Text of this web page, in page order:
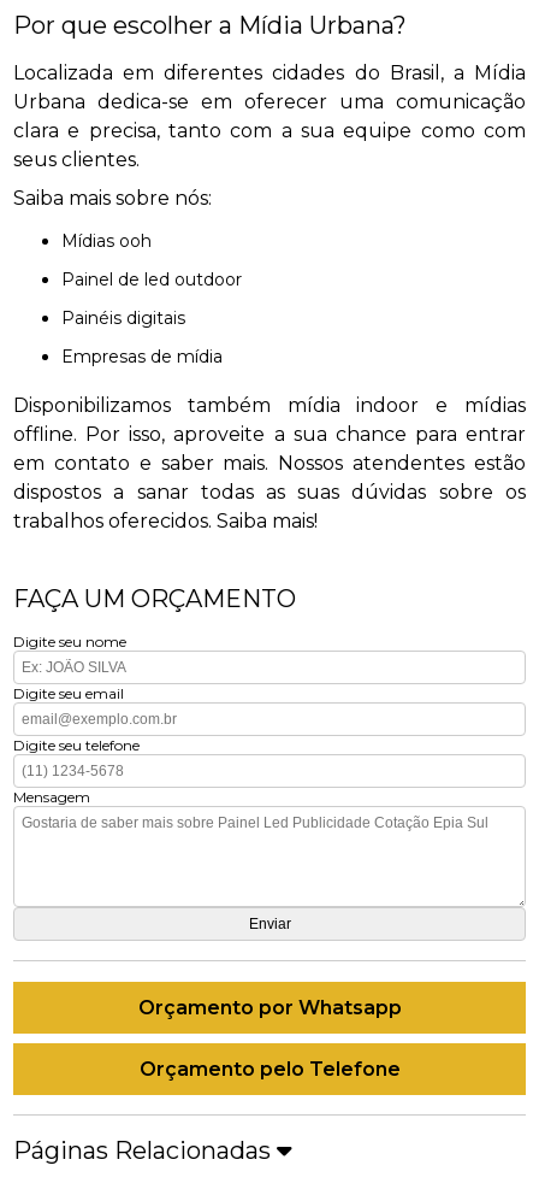
Por que escolher a Mídia Urbana?
Localizada em diferentes cidades do Brasil, a Mídia
Urbana dedica-se em oferecer uma comunicação
clara e precisa, tanto com a sua equipe como com
seus clientes.
Saiba mais sobre nós:
mídias ooh
painel de led outdoor
painéis digitais
empresas de mídia
Disponibilizamos também mídia indoor e mídias
offline. Por isso, aproveite a sua chance para entrar
em contato e saber mais. Nossos atendentes estão
dispostos a sanar todas as suas dúvidas sobre os
trabalhos oferecidos. Saiba mais!
FAÇA UM ORÇAMENTO
Digite seu nome
Digite seu email
Digite seu telefone
Mensagem
Orçamento por Whatsapp
Orçamento pelo Telefone
Páginas Relacionadas